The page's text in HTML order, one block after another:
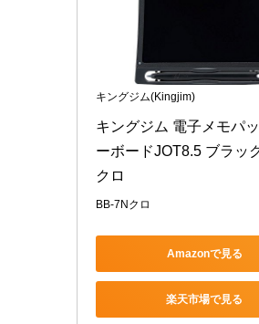
キングジム(Kingjim)
キングジム 電子メモパ
ーボードJOT8.5 ブラッ
クロ
BB-7Nクロ
Amazonで見る
楽天市場で見る